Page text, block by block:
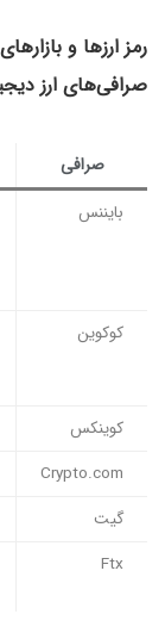
رمز ارزها و
صرافی‌های ارز
صرافی
بایننس
کوکوین
کوینکس
Crypto.com
گیت
Ftx